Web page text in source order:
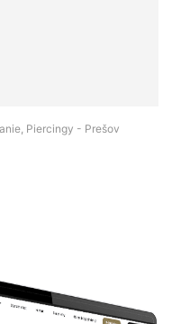
Piercingy - Prešov